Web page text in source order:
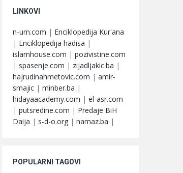
LINKOVI
n-um.com | Enciklopedija Kur'ana
| Enciklopedija hadisa |
islamhouse.com | pozivistine.com
| spasenje.com | zijadljakic.ba |
hajrudinahmetovic.com | amir-
smajic | minber.ba |
hidayaacademy.com | el-asr.com
| putsredine.com | Predaje BiH
Daija | s-d-o.org | namaz.ba |
POPULARNI TAGOVI